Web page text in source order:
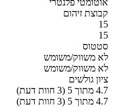
קבוצת זיהום
15
15
סטטוס
לא משווק/משומש
לא משווק/משומש
ציון גולשים
4.7 מתוך 5 (3 חוות דעת)
4.7 מתוך 5 (3 חוות דעת)